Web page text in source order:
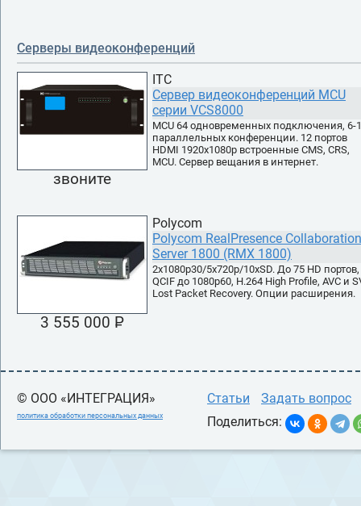
Серверы видеоконференций
звоните
ITC
Сервер видеоконференций MCU
серии VCS8000
MCU 64 одновременных подключения, 6-
параллельных конференции. 12 портов
HDMI 1920x1080p встроенные CMS, CRS,
MCU. Сервер вещания в интернет.
3 555 000 PУБ.
Polycom
Polycom RealPresence Collaboration
Server 1800 (RMX 1800)
2x1080p30/5x720p/10xSD. До 75 HD портов,
QCIF до 1080p60, H.264 High Profile, AVC и
Lost Packet Recovery. Опции расширения.
© ООО «ИНТЕГРАЦИЯ»
политика обработки персональных данных
Статьи
Задать вопрос
Поделиться: